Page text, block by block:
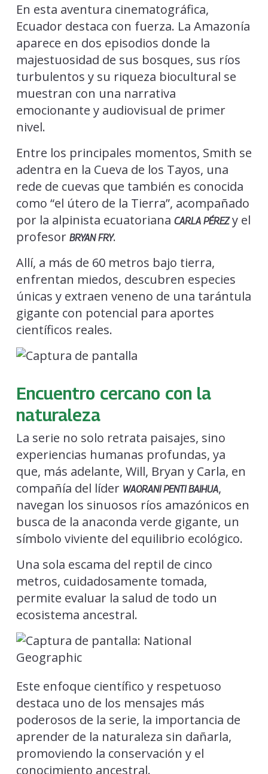
En esta aventura cinematográfica,
Ecuador destaca con fuerza. La Amazonía
aparece en dos episodios donde la
majestuosidad de sus bosques, sus ríos
turbulentos y su riqueza biocultural se
muestran con una narrativa
emocionante y audiovisual de primer
nivel.
Entre los principales momentos, Smith se
adentra en la Cueva de los Tayos, una
rede de cuevas que también es conocida
como “el útero de la Tierra”, acompañado
por la alpinista ecuatoriana CARLA PÉREZy el
profesor BRYAN FRY.
Allí, a más de 60 metros bajo tierra,
enfrentan miedos, descubren especies
únicas y extraen veneno de una tarántula
gigante con potencial para aportes
científicos reales.
Encuentro cercano con la
naturaleza
La serie no solo retrata paisajes, sino
experiencias humanas profundas, ya
que, más adelante, Will, Bryan y Carla, en
compañía del líder WAORANI PENTI BAIHUA,
navegan los sinuosos ríos amazónicos en
busca de la anaconda verde gigante, un
símbolo viviente del equilibrio ecológico.
Una sola escama del reptil de cinco
metros, cuidadosamente tomada,
permite evaluar la salud de todo un
ecosistema ancestral.
Este enfoque científico y respetuoso
destaca uno de los mensajes más
poderosos de la serie, la importancia de
aprender de la naturaleza sin dañarla,
promoviendo la conservación y el
conocimiento ancestral.